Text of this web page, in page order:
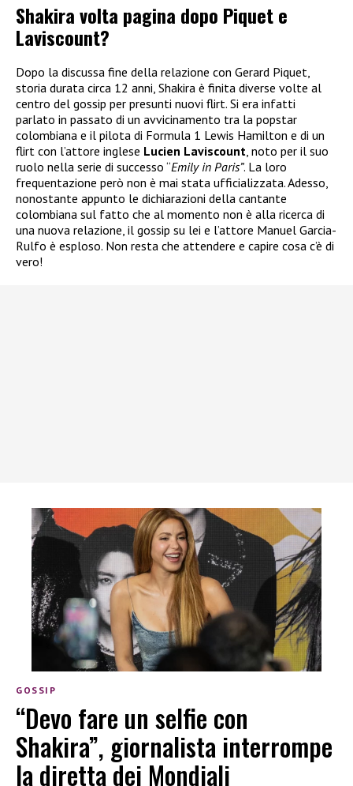
Shakira volta pagina dopo Piquet e
Laviscount?
Dopo la discussa fine della relazione con Gerard Piquet,
storia durata circa 12 anni, Shakira è finita diverse volte al
centro del gossip per presunti nuovi flirt. Si era infatti
parlato in passato di un avvicinamento tra la popstar
colombiana e il pilota di Formula 1 Lewis Hamilton e di un
flirt con l’attore inglese Lucien Laviscount, noto per il suo
ruolo nella serie di successo “Emily in Paris”. La loro
frequentazione però non è mai stata ufficializzata. Adesso,
nonostante appunto le dichiarazioni della cantante
colombiana sul fatto che al momento non è alla ricerca di
una nuova relazione, il gossip su lei e l’attore Manuel Garcia-
Rulfo è esploso. Non resta che attendere e capire cosa c’è di
vero!
GOSSIP
“Devo fare un selfie con
Shakira”, giornalista interrompe
la diretta dei Mondiali